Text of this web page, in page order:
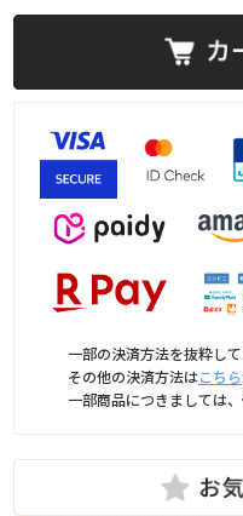
一部の決済方法を抜粋して
その他の決済方法はこちら
一部商品につきましては